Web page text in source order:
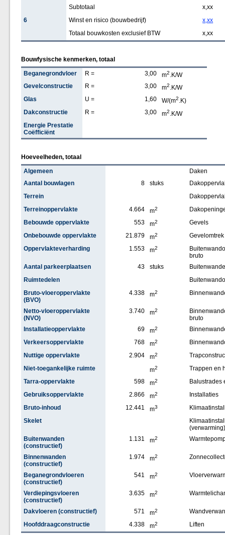
Subtotaal
x,xx
6
Winst en risico (bouwbedrijf)
x,xx
Totaal bouwkosten exclusief BTW
x,xx
Bouwfysische kenmerken, totaal
Beganegrondvloer
R = 3,00 m2.K/W
Gevelconstructie
R = 3,00 m2.K/W
Glas
U = 1,60 W/(m2.K)
Dakconstructie
R = 3,00 m2.K/W
Energie Prestatie
Coëfficiënt
Hoeveelheden, totaal
Algemeen
Daken
Aantal bouwlagen
8 stuks
Terrein
Terreinoppervlakte
4.664 m2
Bebouwde oppervlakte
553 m2
Gevels
Onbebouwde oppervlakte
21.879 m2
Gevelomtrek
Oppervlakteverharding
1.553 m2
bruto
Aantal parkeerplaatsen
43 stuks
Ruimtedelen
Bruto-vloeroppervlakte
(BVO)
4.338 m2
Netto-vloeroppervlakte
(NVO)
3.740 m2
bruto
Installatieoppervlakte
69 m2
Verkeersoppervlakte
768 m2
Nuttige oppervlakte
2.904 m2
Niet-toegankelijke ruimte
m2
Trappen en
Tarra-oppervlakte
598 m2
Balustrades
Gebruiksoppervlakte
2.866 m2
Installaties
Bruto-inhoud
12.441 m3
Skelet
(verwarming)
Buitenwanden
(constructief)
1.131 m2
Binnenwanden
(constructief)
1.974 m2
Beganegrondvloeren
(constructief)
541 m2
Verdiepingsvloeren
(constructief)
3.635 m2
Dakvloeren (constructief) 571 m2
Hoofddraagconstructie
4.338 m2 Liften